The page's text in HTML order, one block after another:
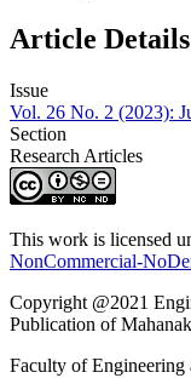
Article Details
Issue
Vol. 26 No. 2 (2023):
Section
Research Articles
This work is licensed
NonCommercial-
Copyright @2021
Publication of
Faculty of Engineering